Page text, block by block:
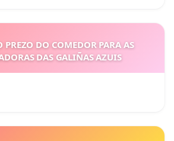
PREZO DO COMEDOR PARA AS
DAS GALIÑAS AZUIS